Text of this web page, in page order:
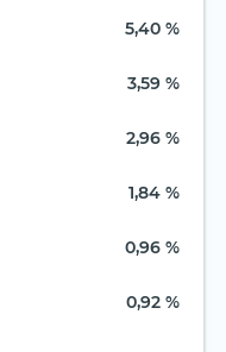
5,40 %
3,59 %
2,96 %
1,84 %
0,96 %
0,92 %